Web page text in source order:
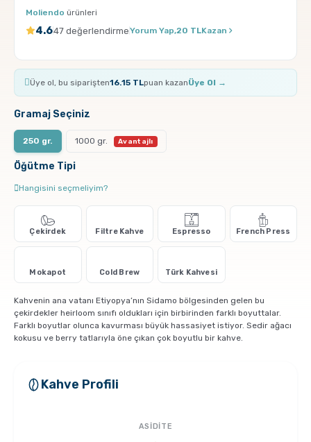
Nespresso Uyumlu Kapsül Kahve
Pratik Filtre Kahve
Exclusive Kahveler
Kafeinsiz Kahveler
Çözünebilir Kahve
Hindiba Kahvesi
Öğütülmüş Kahve
Chemex
Moka Pot
Soğuk Kahve Demleme Ekipmanları
Aeropress
Makine Temizleyiciler
Tartı ve Ölçüler
Termoslar
Moliendo ürünleri
4.647 değerlendirmeYorum Yap,20 TLKazan
Üye ol, bu siparişten16.15 TLpuan kazanÜye Ol →
Gramaj Seçiniz
250 gr. 1000 gr.
Öğütme Tipi
Hangisini seçmeliyim?
Çekirdek Filtre Kahve Espresso French Press
Mokapot Cold Brew Türk Kahvesi
Kahvenin ana vatanı Etiyopya’nın Sidamo bölgesinden gelen bu
çekirdekler heirloom sınıfı oldukları için birbirinden farklı boyuttalar.
Farklı boyutlar olunca kavurması büyük hassasiyet istiyor. Sedir ağacı
kokusu ve berry tatlarıyla öne çıkan çok boyutlu bir kahve.
Kahve Profili
ASİDİTE